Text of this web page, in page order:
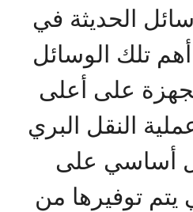
الحديثة في
تلك الوسائل
على أعلى
النقل البري
أساسي على
يتم توفيرها من